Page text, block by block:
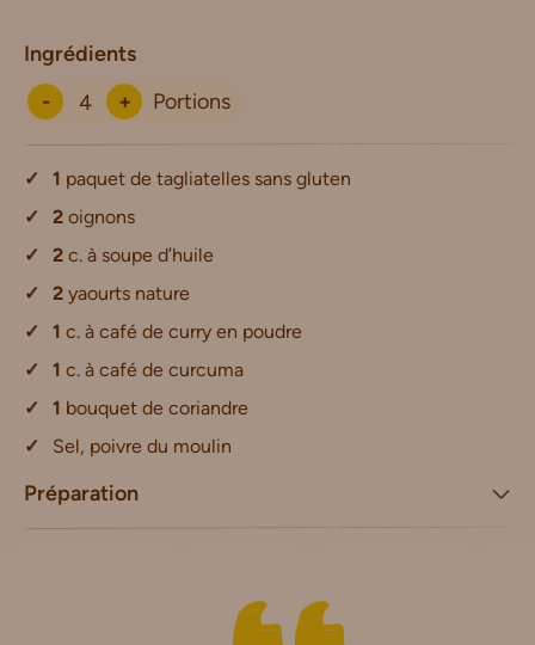
Ingrédients
-
+ Portions
1 paquet de tagliatelles sans gluten
2 oignons
2 c. à soupe d’huile
2 yaourts nature
1 c. à café de curry en poudre
1 c. à café de curcuma
1 bouquet de coriandre
Sel, poivre du moulin
Préparation